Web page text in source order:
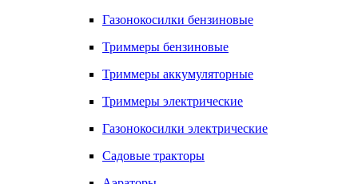
Газонокосилки бензиновые
Триммеры бензиновые
Триммеры аккумуляторные
Триммеры электрические
Газонокосилки электрические
Садовые тракторы